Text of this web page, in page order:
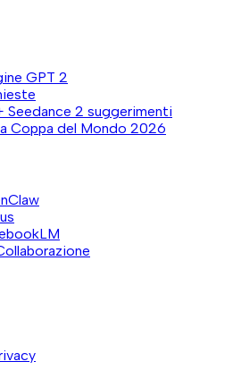
GPT 2
Seedance 2 suggerimenti
Coppa del Mondo 2026